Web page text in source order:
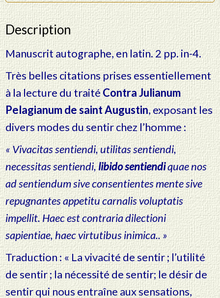
Description
Manuscrit autographe, en latin. 2 pp. in-4.
Très belles citations prises essentiellement
à la lecture du traitéContra Julianum
Pelagianum de saint Augustin, exposant les
divers modes du sentir chez l’homme :
« Vivacitas sentiendi, utilitas sentiendi,
necessitas sentiendi,libido sentiendiquae nos
ad sentiendum sive consentientes mente sive
repugnantes appetitucarnalis voluptatis
impellit. Haec est contraria dilectioni
sapientiae, haec virtutibus inimica.. »
Traduction : « La vivacité de sentir ; l’utilité
de sentir ; la nécessité de sentir;le désir de
sentir qui nous entraîne aux sensations,